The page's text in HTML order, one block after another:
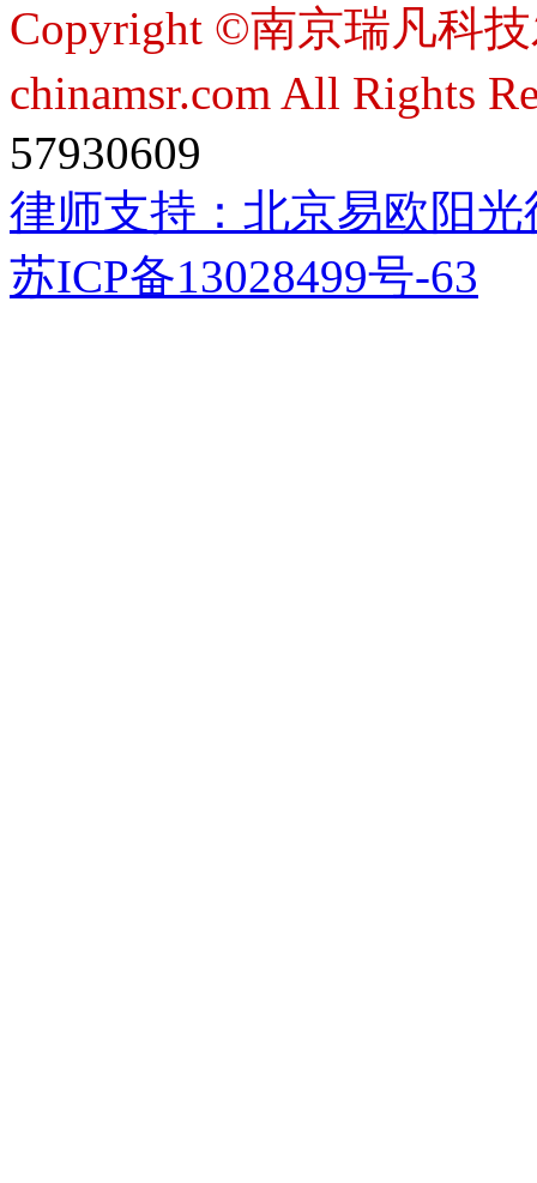
Copyright ©南京瑞凡科
chinamsr.com All Rights
57930609
律师支持： 北京易欧阳
苏ICP备13028499号-63